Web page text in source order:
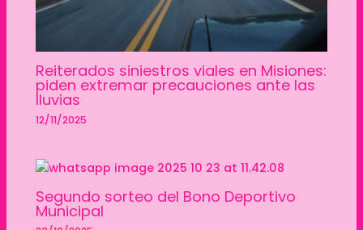
Reiterados siniestros viales en Misiones:
piden extremar precauciones ante las
lluvias
12/11/2025
Segundo sorteo del Bono Deportivo
Municipal